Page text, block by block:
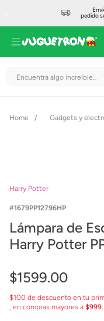
pedido
Encuentra algo increíble...
Gadgets y
Harry Potter
1679PP12796HP
Lámpara de
Harry Potter
$1599.00
$100 de descuento en tu
, en compras mayores a $999.